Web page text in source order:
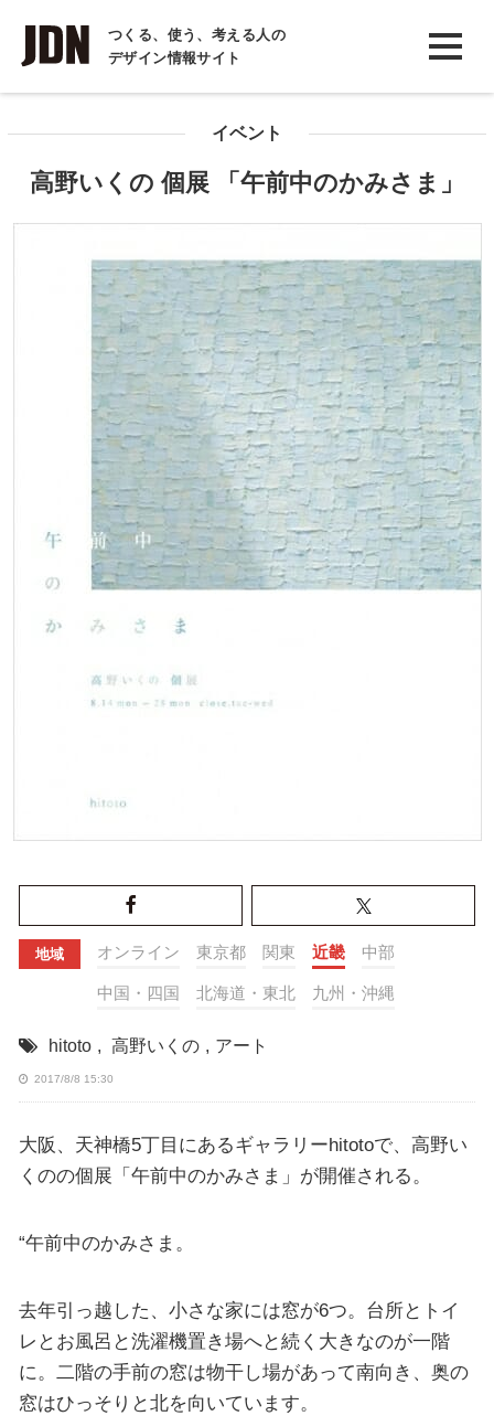
つくる、使う、考える人の
デザイン情報サイト
INTERVIEW
インタビュー
イベント
高野いくの 個展 「午前中のかみさま」
地域 オンライン 東京都 関東 近畿 中部
中国・四国 北海道・東北 九州・沖縄
hitoto , 高野いくの , アート
2017/8/8 15:30
大阪、天神橋5丁目にあるギャラリーhitotoで、高野い
くのの個展「午前中のかみさま」が開催される。
“午前中のかみさま。
去年引っ越した、小さな家には窓が6つ。台所とトイ
レとお風呂と洗濯機置き場へと続く大きなのが一階
に。二階の手前の窓は物干し場があって南向き、奥の
窓はひっそりと北を向いています。